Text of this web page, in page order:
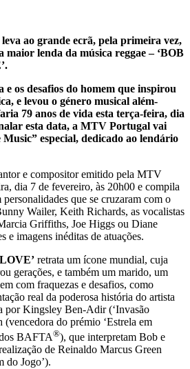
ao grande ecrã, pela primeira vez,
maior lenda da música reggae – ‘BOB
os desafios do homem que inspirou
e levou o género musical além-
79 anos de vida esta terça-feira, dia
esta data, a MTV Portugal vai
especial, dedicado ao lendário
e compositor emitido pela MTV
dia 7 de fevereiro, às 20h00 e compila
que se cruzaram com o
Wailer, Keith Richards, as vocalistas
Griffiths, Joe Higgs ou Diane
e imagens inéditas de atuações.
retrata um ícone mundial, cuja
gerações, e também um marido, um
com fraquezas e desafios, como
real da poderosa história do artista
porKingsley Ben-Adir (‘Invasão
(vencedora do prémio ‘Estrela em
BAFTA®), que interpretam Bob e
de Reinaldo Marcus Green
do Jogo’).